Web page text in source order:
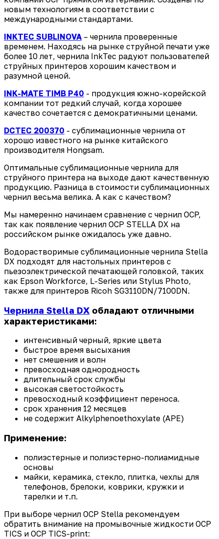
новым технологиям в соответствии с
международными стандартами.
INKTEC SUBLINOVA – чернила проверенные
временем. Находясь на рынке струйной печати уже
более 10 лет, чернила InkTec радуют пользователей
струйных принтеров хорошим качеством и
разумной ценой.
INK-MATE TIMB P40 - продукция южно-корейской
компании тот редкий случай, когда хорошее
качество сочетается с демократичными ценами.
DCTEC 200370 - сублимационные чернила от
хорошо известного на рынке китайского
производителя Hongsam.
Оптимальные сублимационные чернила для
струйного принтера на выходе дают качественную
продукцию. Разница в стоимости сублимационных
чернил весьма велика. А как с качеством?
Мы намеренно начинаем сравнение с чернил OCP,
так как появление чернил OCP STELLA DX на
российском рынке ожидалось уже давно.
Водорастворимые сублимационные чернила Stella
DX подходят для настольных принтеров с
пьезоэлектрической печатающей головкой, таких
как Epson Workforce, L-Series или Stylus Photo,
также для принтеров Ricoh SG3110DN/7100DN.
Чернила Stella DX обладают отличными
характеристиками:
интенсивный черный, яркие цвета
быстрое время высыхания
нет смешения и волн
превосходная однородность
длительный срок службы
высокая светостойкость
превосходный коэффициент переноса.
срок хранения 12 месяцев
не содержит Alkylphenoethoxylate (APE)
Применение:
полиэстерные и полиэстерно-полиамидные
основы
майки, керамика, стекло, плитка, чехлы для
телефонов, брелоки, коврики, кружки и
тарелки и т.п.
При выборе чернил OCP Stella рекомендуем
обратить внимание на промывочные жидкости OCP
TICS и OCP TICS-print: